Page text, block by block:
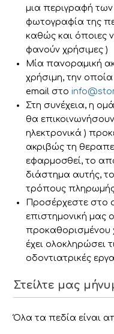
μια περιγραφή
φωτογραφία της
καθώς και όποιες
φανούν χρήσιμες )
Μία πανοραμική
χρήσιμη, την
email στο
Στη συνέχεια, η
θα
ηλεκτρονικά )
ακριβώς τη
εφαρμοσθεί, το
διάστημα αυτής,
τρόπους
Προσέρχεστε στο
επιστημονική μας
προκαθορισμένου
έχει ολοκληρώσει
οδοντιατρικές
Στείλτε μας
Όλα τα πεδία είναι